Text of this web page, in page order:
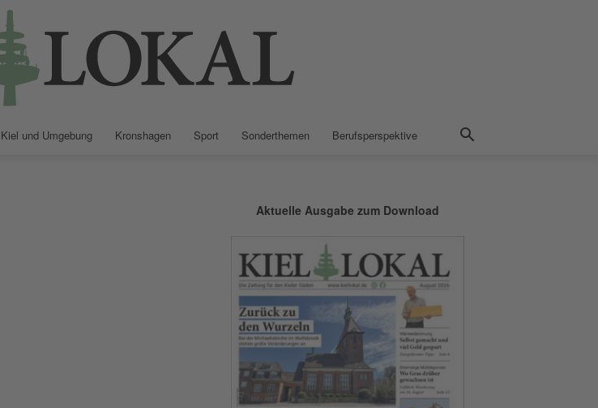
Kiel und Umgebung Kronshagen Sport Sonderthemen Berufsperspektive
Aktuelle Ausgabe zum Download